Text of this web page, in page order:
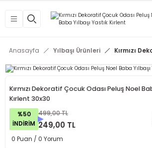
Anasayfa Yılbaşı Ürünleri Kırmızı
Kırmızı Dekoratif Çocuk Odası Peluş Noel
Kırlent 30x30
%50
İNDİRİM
499,00 TL
249,00 TL
0 Puan / 0 Yorum